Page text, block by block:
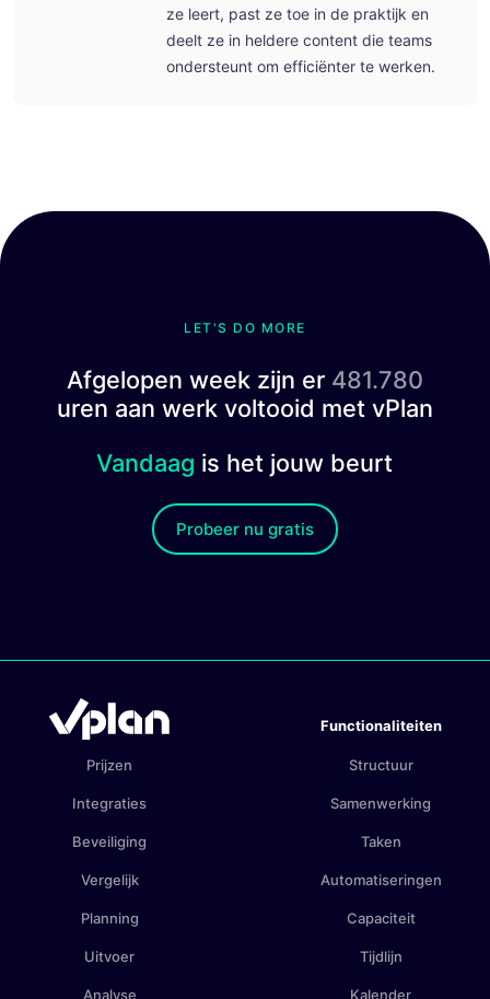
ze leert, past ze toe in de praktijk en
deelt ze in heldere content die teams
ondersteunt om efficiënter te werken.
LET'S DO MORE
Afgelopen week zijn er 481.780
uren aan werk voltooid met vPlan
Vandaag is het jouw beurt
Probeer nu gratis
Prijzen
Integraties
Beveiliging
Vergelijk
Planning
Uitvoer
Analyse
Functionaliteiten
Structuur
Samenwerking
Taken
Automatiseringen
Capaciteit
Tijdlijn
Kalender